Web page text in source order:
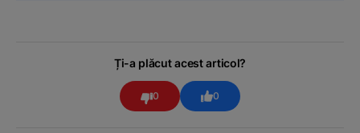
Ți-a plăcut acest articol?
0 0